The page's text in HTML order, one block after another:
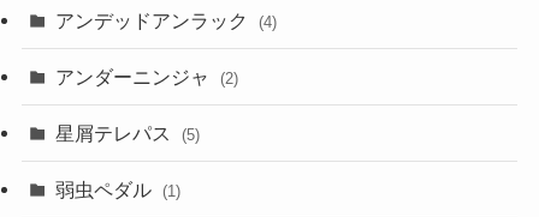
アンデッドアンラック (4)
アンダーニンジャ (2)
星屑テレパス (5)
弱虫ペダル (1)